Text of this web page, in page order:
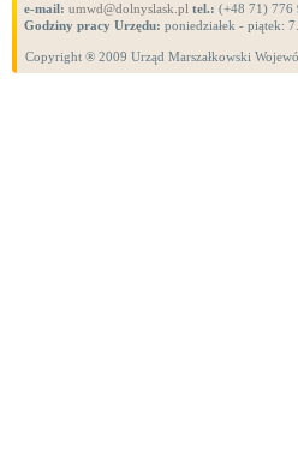
e-mail: umwd@dolnyslask.pl tel.: (+48 71) 776
Godziny pracy Urzędu: poniedziałek - piątek:
Copyright ® 2009 Urząd Marszałkowski